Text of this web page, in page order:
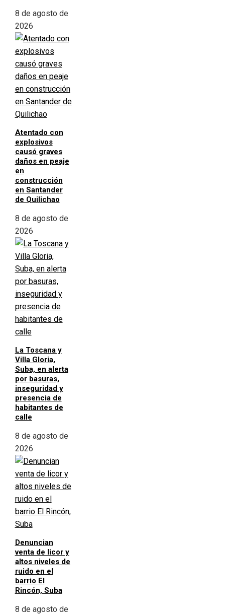
8 de agosto de
2026
Atentado con
explosivos
causó graves
daños en peaje
en
construcción
en Santander
de Quilichao
8 de agosto de
2026
La Toscana y
Villa Gloria,
Suba, en alerta
por basuras,
inseguridad y
presencia de
habitantes de
calle
8 de agosto de
2026
Denuncian
venta de licor y
altos niveles de
ruido en el
barrio El
Rincón, Suba
8 de agosto de